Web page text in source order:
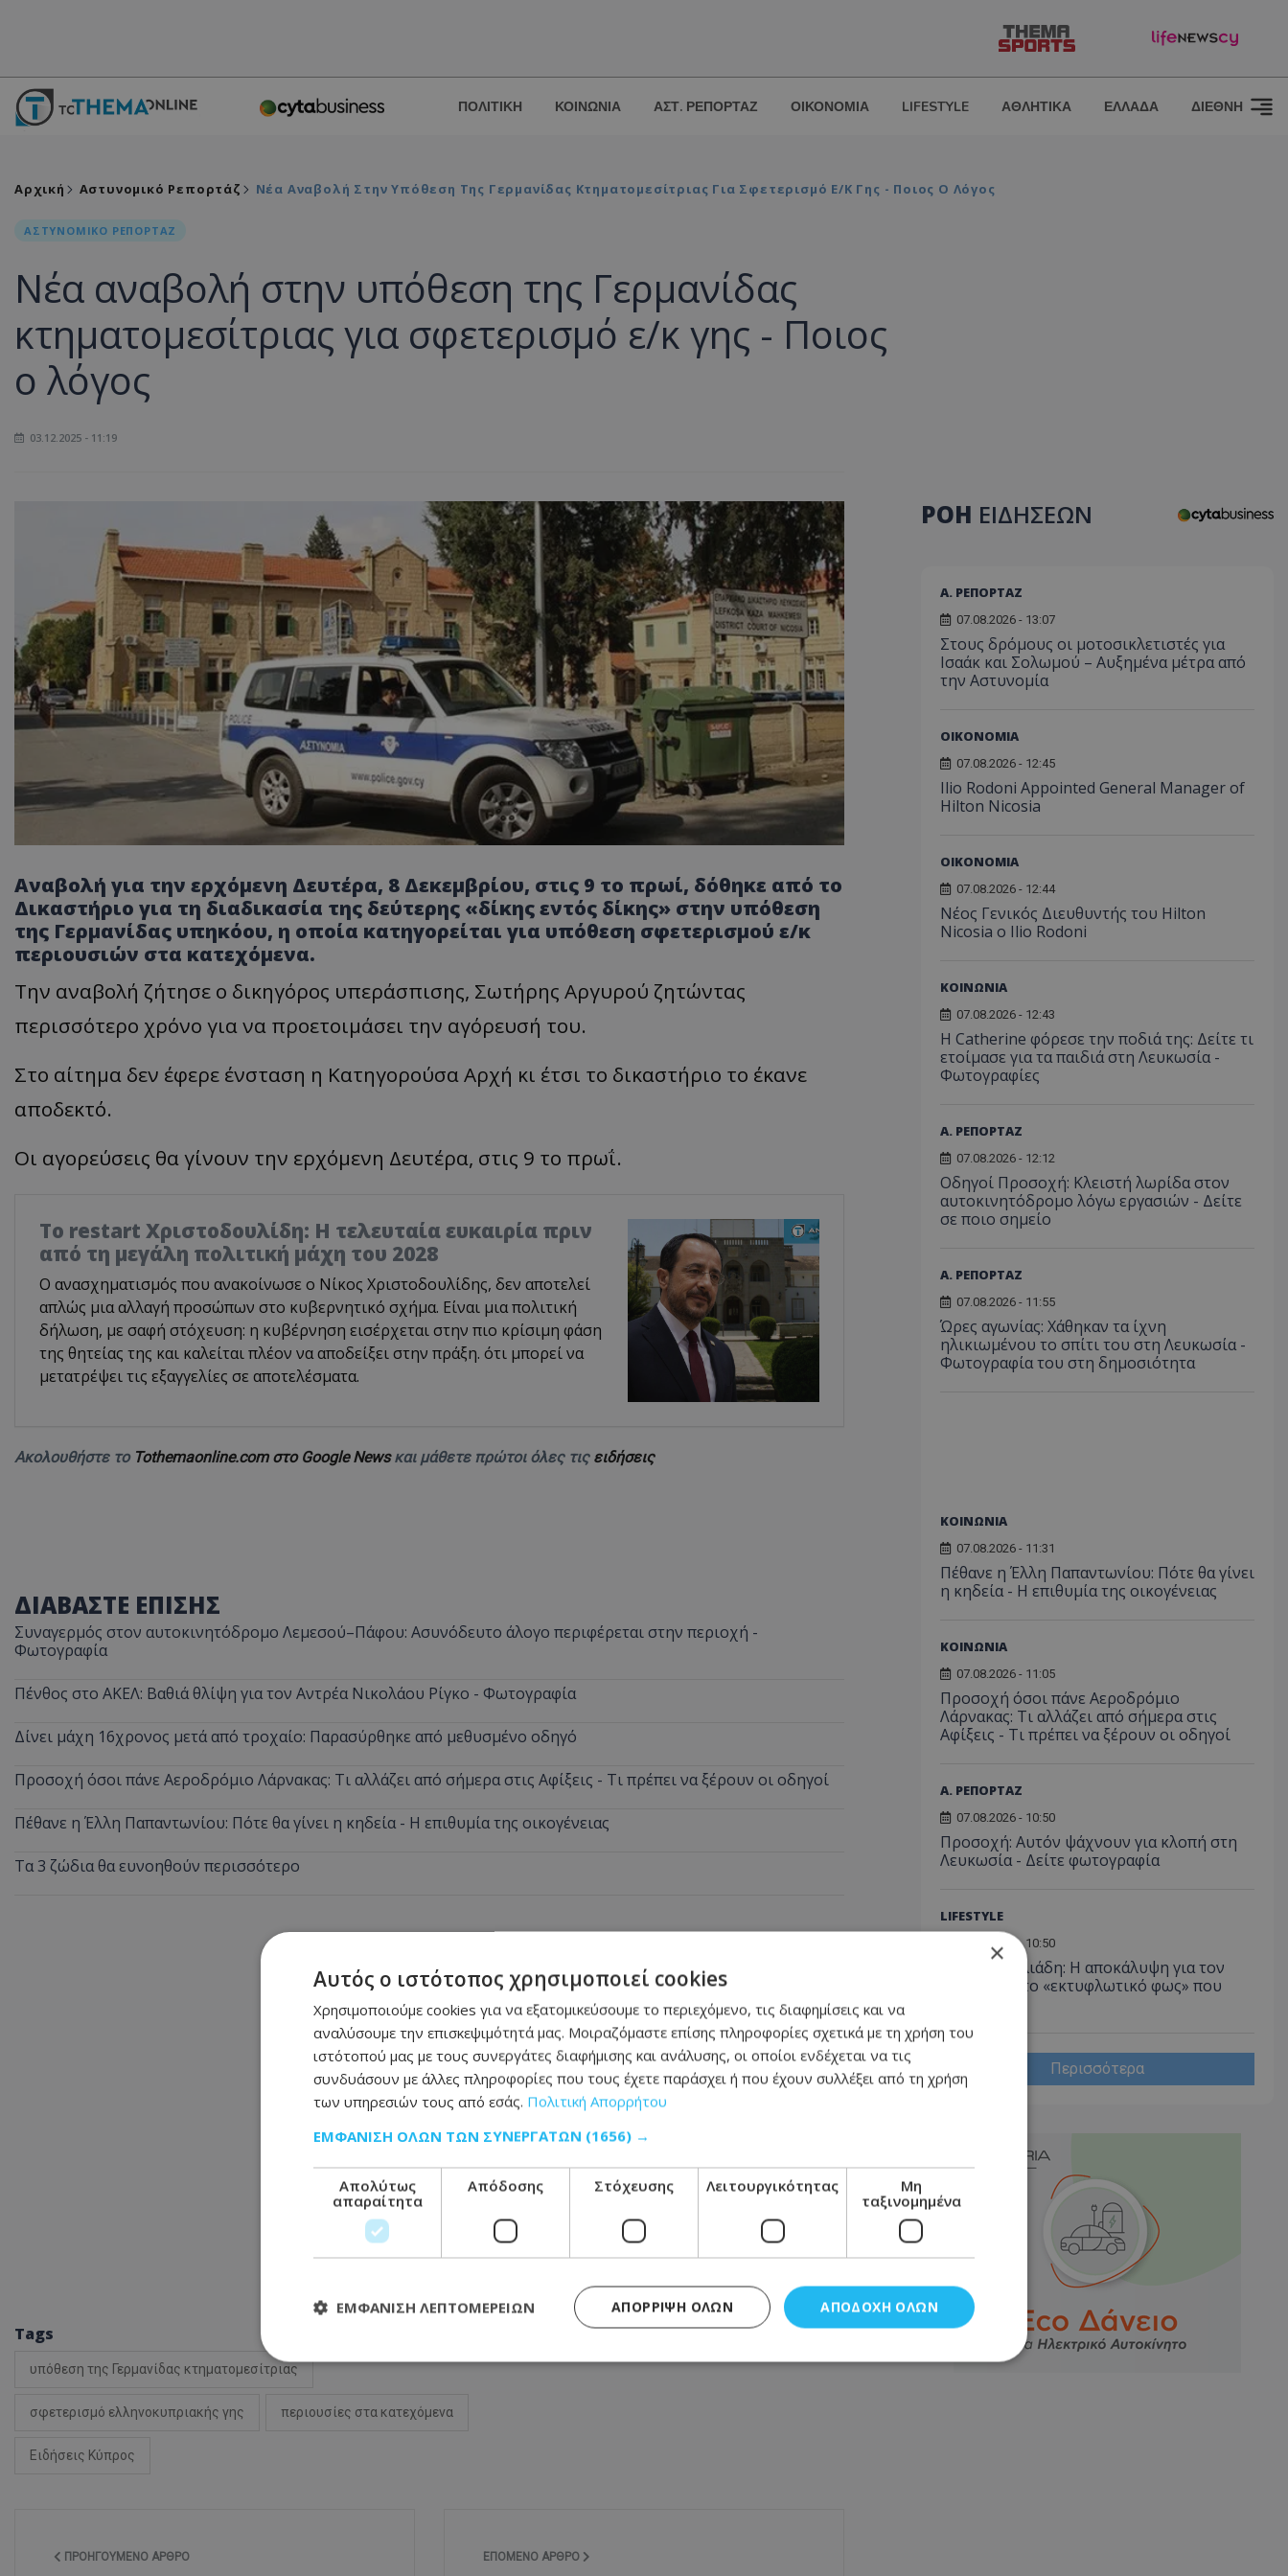
ΠΟΛΙΤΙΚΗ ΚΟΙΝΩΝΙΑ ΑΣΤ. ΡΕΠΟΡΤΑΖ ΟΙΚΟΝΟΜΙΑ LIFESTYLE ΑΘΛΗΤΙΚΑ ΕΛΛΑΔΑ ΔΙΕΘΝΗ
Αρχική Αστυνομικό Ρεπορτάζ Νέα Αναβολή Στην Υπόθεση Της Γερμανίδας Κτηματομεσίτριας Για Σφετερισμό Ε/κ Γης - Ποιος Ο Λόγος
ΑΣΤΥΝΟΜΙΚΟ ΡΕΠΟΡΤΑΖ
Νέα αναβολή στην υπόθεση της Γερμανίδας
κτηματομεσίτριας για σφετερισμό ε/κ γης - Ποιος
ο λόγος
03.12.2025 - 11:19
Αναβολή για την ερχόμενη Δευτέρα, 8 Δεκεμβρίου, στις 9 το πρωί, δόθηκε από το
Δικαστήριο για τη διαδικασία της δεύτερης «δίκης εντός δίκης» στην υπόθεση
της Γερμανίδας υπηκόου, η οποία κατηγορείται για υπόθεση σφετερισμού ε/κ
περιουσιών στα κατεχόμενα.
Την αναβολή ζήτησε ο δικηγόρος υπεράσπισης, Σωτήρης Αργυρού ζητώντας
περισσότερο χρόνο για να προετοιμάσει την αγόρευσή του.
Στο αίτημα δεν έφερε ένσταση η Κατηγορούσα Αρχή κι έτσι το δικαστήριο το έκανε
αποδεκτό.
Οι αγορεύσεις θα γίνουν την ερχόμενη Δευτέρα, στις 9 το πρωΐ.
Το restart Χριστοδουλίδη: Η τελευταία ευκαιρία πριν
από τη μεγάλη πολιτική μάχη του 2028
Ο ανασχηματισμός που ανακοίνωσε ο Νίκος Χριστοδουλίδης, δεν αποτελεί
απλώς μια αλλαγή προσώπων στο κυβερνητικό σχήμα. Είναι μια πολιτική
δήλωση, με σαφή στόχευση: η κυβέρνηση εισέρχεται στην πιο κρίσιμη φάση
της θητείας της και καλείται πλέον να αποδείξει στην πράξη. ότι μπορεί να
μετατρέψει τις εξαγγελίες σε αποτελέσματα.
Ακολουθήστε το Tothemaonline.com στο Google Newsκαι μάθετε πρώτοι όλες τις ειδήσεις
ΔΙΑΒΑΣΤΕ ΕΠΙΣΗΣ
Συναγερμός στον αυτοκινητόδρομο Λεμεσού–Πάφου: Ασυνόδευτο άλογο περιφέρεται στην περιοχή -
Φωτογραφία
Πένθος στο ΑΚΕΛ: Βαθιά θλίψη για τον Αντρέα Νικολάου Ρίγκο - Φωτογραφία
Δίνει μάχη 16χρονος μετά από τροχαίο: Παρασύρθηκε από μεθυσμένο οδηγό
Προσοχή όσοι πάνε Αεροδρόμιο Λάρνακας: Τι αλλάζει από σήμερα στις Αφίξεις - Τι πρέπει να ξέρουν οι οδηγοί
Πέθανε η Έλλη Παπαντωνίου: Πότε θα γίνει η κηδεία - Η επιθυμία της οικογένειας
Τα 3 ζώδια θα ευνοηθούν περισσότερο
Tags
υπόθεση της Γερμανίδας κτηματομεσίτριας
σφετερισμό ελληνοκυπριακής γης περιουσίες στα κατεχόμενα
Ειδήσεις Κύπρος
Μοιράσου αυτό το άρθρο
ΠΡΟΗΓΟΎΜΕΝΟ ΆΡΘΡΟ ΕΠΌΜΕΝΟ ΆΡΘΡΟ
ΡΟΗ ΕΙΔΗΣΕΩΝ
Α. ΡΕΠΟΡΤΑΖ
07.08.2026 - 13:07
Στους δρόμους οι μοτοσικλετιστές για
Ισαάκ και Σολωμού – Αυξημένα μέτρα από
την Αστυνομία
ΟΙΚΟΝΟΜΙΑ
07.08.2026 - 12:45
Ilio Rodoni Appointed General Manager of
Hilton Nicosia
ΟΙΚΟΝΟΜΙΑ
07.08.2026 - 12:44
Νέος Γενικός Διευθυντής του Hilton
Nicosia ο Ilio Rodoni
ΚΟΙΝΩΝΙΑ
07.08.2026 - 12:43
Η Catherine φόρεσε την ποδιά της: Δείτε τι
ετοίμασε για τα παιδιά στη Λευκωσία -
Φωτογραφίες
Α. ΡΕΠΟΡΤΑΖ
07.08.2026 - 12:12
Οδηγοί Προσοχή: Κλειστή λωρίδα στον
αυτοκινητόδρομο λόγω εργασιών - Δείτε
σε ποιο σημείο
Α. ΡΕΠΟΡΤΑΖ
07.08.2026 - 11:55
Ώρες αγωνίας: Χάθηκαν τα ίχνη
ηλικιωμένου το σπίτι του στη Λευκωσία -
Φωτογραφία του στη δημοσιότητα
ΚΟΙΝΩΝΙΑ
07.08.2026 - 11:31
Πέθανε η Έλλη Παπαντωνίου: Πότε θα γίνει
η κηδεία - Η επιθυμία της οικογένειας
ΚΟΙΝΩΝΙΑ
07.08.2026 - 11:05
Προσοχή όσοι πάνε Αεροδρόμιο
Λάρνακας: Τι αλλάζει από σήμερα στις
Αφίξεις - Τι πρέπει να ξέρουν οι οδηγοί
Α. ΡΕΠΟΡΤΑΖ
07.08.2026 - 10:50
Προσοχή: Αυτόν ψάχνουν για κλοπή στη
Λευκωσία - Δείτε φωτογραφία
LIFESTYLE
07.08.2026 - 10:50
Αγγελική Ηλιάδη: Η αποκάλυψη για τον
Χριστό και το «εκτυφλωτικό φως» που
Περισσότερα
×
Αυτός ο ιστότοπος χρησιμοποιεί cookies
Χρησιμοποιούμε cookies για να εξατομικεύσουμε το περιεχόμενο, τις διαφημίσεις και να
αναλύσουμε την επισκεψιμότητά μας. Μοιραζόμαστε επίσης πληροφορίες σχετικά με τη χρήση του
ιστότοπού μας με τους συνεργάτες διαφήμισης και ανάλυσης, οι οποίοι ενδέχεται να τις
συνδυάσουν με άλλες πληροφορίες που τους έχετε παράσχει ή που έχουν συλλέξει από τη χρήση
των υπηρεσιών τους από εσάς. Πολιτική Απορρήτου
ΕΜΦΆΝΙΣΗ ΌΛΩΝ ΤΩΝ ΣΥΝΕΡΓΑΤΏΝ (1656) →
Απολύτως
απαραίτητα
Απόδοσης Στόχευσης Λειτουργικότητας
Μη
ταξινομημένα
ΑΠΟΔΟΧΉ ΌΛΩΝ
ΑΠΌΡΡΙΨΗ ΌΛΩΝ
ΕΜΦΆΝΙΣΗ ΛΕΠΤΟΜΕΡΕΙΏΝ